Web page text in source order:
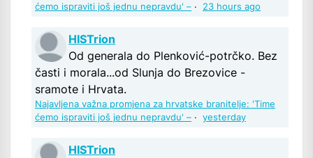
ćemo ispraviti još jednu nepravdu' – · 23 hours ago
HISTrion
Od generala do Plenković-potrčko. Bez
časti i morala...od Slunja do Brezovice -
sramote i Hrvata.
Najavljena važna promjena za hrvatske branitelje: 'Time
ćemo ispraviti još jednu nepravdu' – · yesterday
HISTrion